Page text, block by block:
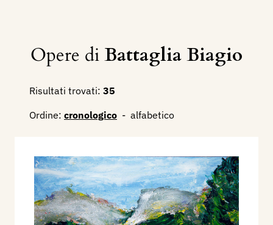
Opere diBattaglia Biagio
Risultati trovati: 35
Ordine: cronologico - alfabetico